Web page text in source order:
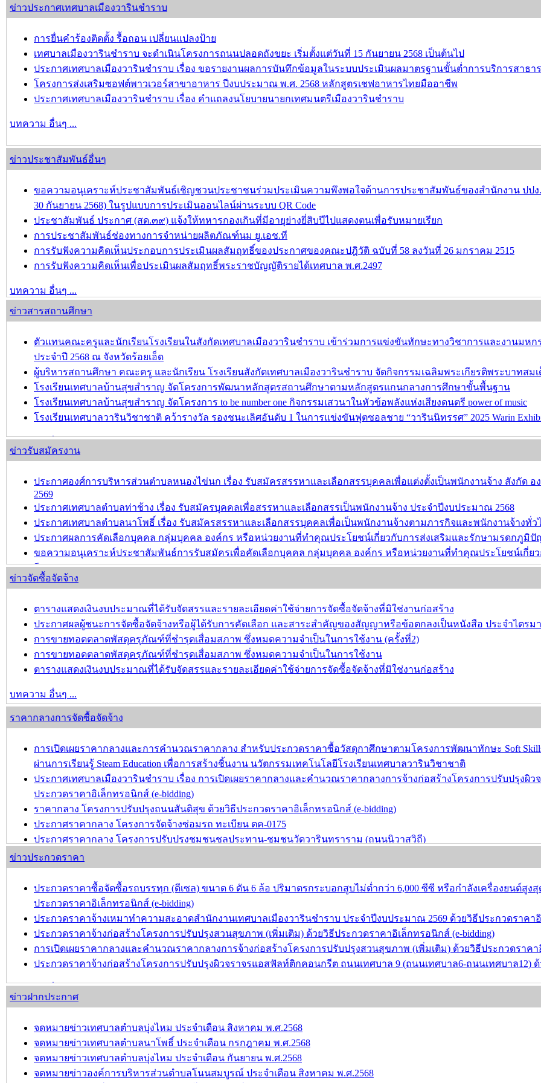
ข่าวประกาศเทศบาลเมืองวารินชำราบ
การยื่นคำร้องติดตั้ง รื้อถอน เปลี่ยนแปลงป้าย
เทศบาลเมืองวารินชำราบ จะดำเนินโครงการถนนปลอดถังขยะ เริ่มตั้งแต่วันที่ 15 กันยายน 2568 เป็นต้นไป
ประกาศเทศบาลเมืองวารินชำราบ เรื่อง ขอรายงานผลการบันทึกข้อมูลในระบบประเมินผลมาตรฐานขั้นต่ำการบริการสาธ
โครงการส่งเสริมซอฟต์พาวเวอร์สาขาอาหาร ปีงบประมาณ พ.ศ. 2568 หลักสูตรเชฟอาหารไทยมืออาชีพ
ประกาศเทศบาลเมืองวารินชำราบ เรื่อง คำแถลงนโยบายนายกเทศมนตรีเมืองวารินชำราบ
บทความ อื่นๆ ...
ข่าวประชาสัมพันธ์อื่นๆ
ขอความอนุเคราะห์ประชาสัมพันธ์เชิญชวนประชาชนร่วมประเมินความพึงพอใจด้านการประชาสัมพันธ์ของสำนักงาน ปปง.
30 กันยายน 2568) ในรูปแบบการประเมินออนไลน์ผ่านระบบ QR Code
ประชาสัมพันธ์ ประกาศ (สด.๓๙) แจ้งให้ทหารกองเกินที่มีอายุย่างยี่สิบปีไปแสดงตนเพื่อรับหมายเรียก
การประชาสัมพันธ์ช่องทางการจำหน่ายผลิตภัณฑ์นม ยู.เอช.ที
การรับฟังความคิดเห็นประกอบการประเมินผลสัมฤทธิ์ของประกาศของคณะปฎิวัติ ฉบับที่ 58 ลงวันที่ 26 มกราคม 2515
การรับฟังความคิดเห็นเพื่อประเมินผลสัมฤทธิ์พระราชบัญญัติรายได้เทศบาล พ.ศ.2497
บทความ อื่นๆ ...
ข่าวสารสถานศึกษา
ตัวแทนคณะครูและนักเรียนโรงเรียนในสังกัดเทศบาลเมืองวารินชำราบ เข้าร่วมการแข่งขันทักษะทางวิชาการและงานมห
ประจำปี 2568 ณ จังหวัดร้อยเอ็ด
ผู้บริหารสถานศึกษา คณะครู และนักเรียน โรงเรียนสังกัดเทศบาลเมืองวารินชำราบ จัดกิจกรรมเฉลิมพระเกียรติพระบาทส
โรงเรียนเทศบาลบ้านสุขสำราญ จัดโครงการพัฒนาหลักสูตรสถานศึกษาตามหลักสูตรแกนกลางการศึกษาขั้นพื้นฐาน
โรงเรียนเทศบาลบ้านสุขสำราญ จัดโครงการ to be number one กิจกรรมเสวนาในหัวข้อพลังแห่งเสียงดนตรี power of music
โรงเรียนเทศบาลวารินวิชาชาติ คว้ารางวัล รองชนะเลิศอันดับ 1 ในการแข่งขันฟุตซอลชาย “วารินนิทรรศ” 2025 Warin
บทความ อื่นๆ ...
ข่าวรับสมัครงาน
ประกาศองศ์การบริหารส่วนตำบลหนองไข่นก เรื่อง รับสมัครสรรหาและเลือกสรรบุคคลเพื่อแต่งตั้งเป็นพนักงานจ้าง สังกัด
2569
ประกาศเทศบาลตำบลท่าช้าง เรื่อง รับสมัครบุคคลเพื่อสรรหาและเลือกสรรเป็นพนักงานจ้าง ประจำปีงบประมาณ 2568
ประกาศเทศบาลตำบลนาโพธิ์ เรื่อง รับสมัครสรรหาและเลือกสรรบุคคลเพื่อเป็นพนักงานจ้างตามภารกิจและพนักงานจ้างทั่ว
ประกาศผลการคัดเลือกบุคคล กลุ่มบุคคล องค์กร หรือหน่วยงานที่ทำคุณประโยชน์เกี่ยวกับการส่งเสริมและรักษามรดกภูมิ
ขอความอนุเคราะห์ประชาสัมพันธ์การรับสมัครเพื่อคัดเลือกบุคคล กลุ่มบุคคล องค์กร หรือหน่วยงานที่ทำคุณประโยชน์เกี่
ปี พ.ศ.2568
ข่าวจัดซื้อจัดจ้าง
ตารางแสดงเงินงบประมาณที่ได้รับจัดสรรและรายละเอียดค่าใช้จ่ายการจัดซื้อจัดจ้างที่มิใช่งานก่อสร้าง
ประกาศผลผู้ชนะการจัดซื้อจัดจ้างหรือผู้ได้รับการคัดเลือก และสาระสำคัญของสัญญาหรือข้อตกลงเป็นหนังสือ ประจำไตรมา
การขายทอดตลาดพัสดุครุภัณฑ์ที่ชำรุดเสื่อมสภาพ ซึ่งหมดความจำเป็นในการใช้งาน (ครั้งที่2)
การขายทอดตลาดพัสดุครุภัณฑ์ที่ชำรุดเสื่อมสภาพ ซึ่งหมดความจำเป็นในการใช้งาน
ตารางแสดงเงินงบประมาณที่ได้รับจัดสรรและรายละเอียดค่าใช้จ่ายการจัดซื้อจัดจ้างที่มิใช่งานก่อสร้าง
บทความ อื่นๆ ...
ราคากลางการจัดซื้อจัดจ้าง
การเปิดเผยราคากลางและการคำนวณราคากลาง สำหรับประกวดราคาซื้อวัสดุกาศึกษาตามโครงการพัฒนาทักษะ Soft
ผ่านการเรียนรู้ Steam Education เพื่อการสร้างชิ้นงาน นวัตกรรมเทคโนโลยีโรงเรียนเทศบาลวารินวิชาชาติ
ประกาศเทศบาลเมืองวารินชำราบ เรื่อง การเปิดเผยราคากลางและคำนวณราคากลางการจ้างก่อสร้างโครงการปรับปรุง
ประกวดราคาอิเล็กทรอนิกส์ (e-bidding)
ราคากลาง โครงการปรับปรุงถนนสันติสุข ด้วยวิธีประกวดราคาอิเล็กทรอนิกส์ (e-bidding)
ประกาศราคากลาง โครงการจัดจ้างซ่อมรถ ทะเบียน ตค-0175
ประกาศราคากลาง โครงการปรับปรุงชุมชนชลประทาน-ชุมชนวัดวารินทราราม (ถนนนิวาสวิถี)
บทความ อื่นๆ ...
ข่าวประกวดราคา
ประกวดราคาซื้อจัดซื้อรถบรรทุก (ดีเซล) ขนาด 6 ตัน 6 ล้อ ปริมาตรกระบอกสูบไม่ต่ำกว่า 6,000 ซีซี หรือกำลังเครื่องยนต์สูง
ประกวดราคาอิเล็กทรอนิกส์ (e-bidding)
ประกวดราคาจ้างเหมาทำความสะอาดสำนักงานเทศบาลเมืองวารินชำราบ ประจำปีงบประมาณ 2569 ด้วยวิธีประกวดราคาอิ
ประกวดราคาจ้างก่อสร้างโครงการปรับปรุงสวนสุขภาพ (เพิ่มเติม) ด้วยวิธีประกวดราคาอิเล็กทรอนิกส์ (e-bidding)
การเปิดเผยราคากลางและคำนวณราคากลางการจ้างก่อสร้างโครงการปรับปรุงสวนสุขภาพ (เพิ่มเติม) ด้วยวิธีประกวดราคา
ประกวดราคาจ้างก่อสร้างโครงการปรับปรุงผิวจราจรแอสฟัลท์ติกคอนกรีต ถนนเทศบาล 9 (ถนนเทศบาล6-ถนนเทศบาล12)
บทความ อื่นๆ ...
ข่าวฝากประกาศ
จดหมายข่าวเทศบาลตำบลบุ่งไหม ประจำเดือน สิงหาคม พ.ศ.2568
จดหมายข่าวเทศบาลตำบลนาโพธิ์ ประจำเดือน กรกฎาคม พ.ศ.2568
จดหมายข่าวเทศบาลตำบลบุ่งไหม ประจำเดือน กันยายน พ.ศ.2568
จดหมายข่าวองค์การบริหารส่วนตำบลโนนสมบูรณ์ ประจำเดือน สิงหาคม พ.ศ.2568